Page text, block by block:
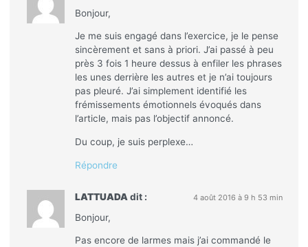
Bonjour,
Je me suis engagé dans l’exercice, je le pense
sincèrement et sans à priori. J’ai passé à peu
près 3 fois 1 heure dessus à enfiler les phrases
les unes derrière les autres et je n’ai toujours
pas pleuré. J’ai simplement identifié les
frémissements émotionnels évoqués dans
l’article, mais pas l’objectif annoncé.
Du coup, je suis perplexe…
Répondre
LATTUADA dit : 4 août 2016 à 9 h 53 min
Bonjour,
Pas encore de larmes mais j’ai commandé le